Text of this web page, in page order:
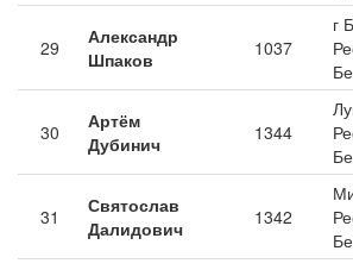
29
Александр
Шпаков
1037
г
30
Артём
Дубинич
1344
31
Святослав
Далидович
1342